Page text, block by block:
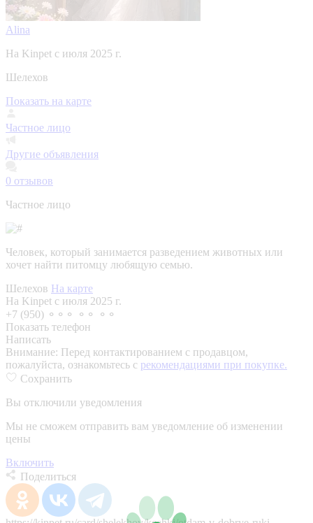
Alina
На Kinpet c июля 2025 г.
Шелехов
Показать на карте
Частное лицо
Другие объявления
0 отзывов
Частное лицо
Человек, который занимается разведением животных или
хочет найти питомцу любящую семью.
Шелехов На карте
На Kinpet c июля 2025 г.
+7 (950) ⚬⚬⚬ ⚬⚬ ⚬⚬
Показать телефон
Написать
Внимание: Перед контактированием с продавцом,
пожалуйста, ознакомьтесь с рекомендациями при покупке.
Сохранить
Вы отключили уведомления
Мы не сможем отправить вам уведомление об изменении
цены
Включить
Поделиться